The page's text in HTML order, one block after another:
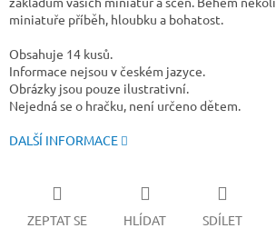
miniatuře příběh, hloubku a bohatost.
Obsahuje 14 kusů.
Informace nejsou v českém jazyce.
Obrázky jsou pouze ilustrativní.
Nejedná se o hračku, není určeno dětem.
DALŠÍ INFORMACE
ZEPTAT SE HLÍDAT SDÍLET